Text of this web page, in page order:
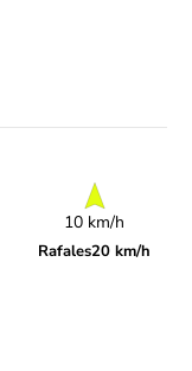
10 km/h
Rafales20 km/h